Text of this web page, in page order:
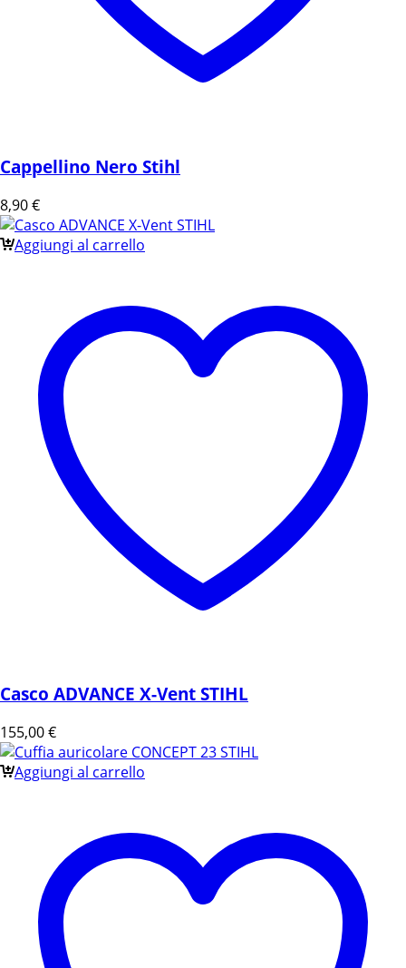
Cappellino Nero Stihl
8,90€
Aggiungi al carrello
Casco ADVANCE X-Vent STIHL
155,00€
Aggiungi al carrello